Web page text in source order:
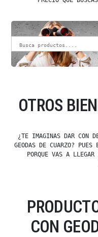
OTROS
¿TE IMAGINAS DAR CON
GEODAS DE CUARZO?
PORQUE VAS A LLEGAR
CON